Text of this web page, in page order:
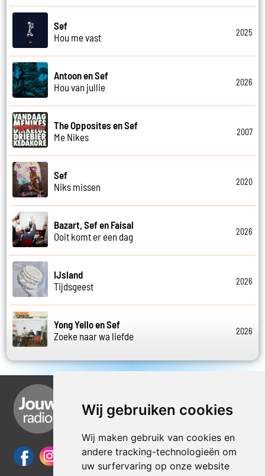
Wij gebruiken cookies
Wij maken gebruik van cookies en
andere tracking-technologieën om
uw surfervaring op onze website
Sef
Hou me vast
2025
Antoon en Sef
Hou van jullie
2026
The Opposites en Sef
Me Nikes
2007
Sef
Niks missen
2020
Bazart, Sef en Faisal
Ooit komt er een dag
2026
IJsland
Tijdsgeest
2026
Yong Yello en Sef
Zoeke naar wa liefde
2026